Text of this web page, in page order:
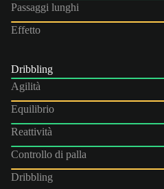
Passaggi lunghi
Effetto
Dribbling
Agilità
Equilibrio
Reattività
Controllo di palla
Dribbling